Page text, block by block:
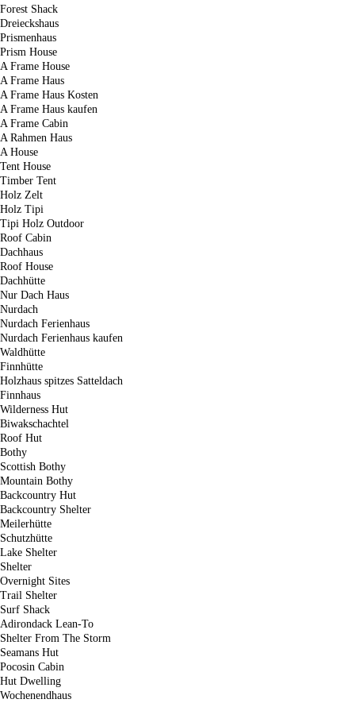
Forest Shack
Dreieckshaus
Prismenhaus
Prism House
A Frame House
A Frame Haus
A Frame Haus Kosten
A Frame Haus kaufen
A Frame Cabin
A Rahmen Haus
A House
Tent House
Timber Tent
Holz Zelt
Holz Tipi
Tipi Holz Outdoor
Roof Cabin
Dachhaus
Roof House
Dachhütte
Nur Dach Haus
Nurdach
Nurdach Ferienhaus
Nurdach Ferienhaus kaufen
Waldhütte
Finnhütte
Holzhaus spitzes Satteldach
Finnhaus
Wilderness Hut
Biwakschachtel
Roof Hut
Bothy
Scottish Bothy
Mountain Bothy
Backcountry Hut
Backcountry Shelter
Meilerhütte
Schutzhütte
Lake Shelter
Shelter
Overnight Sites
Trail Shelter
Surf Shack
Adirondack Lean-To
Shelter From The Storm
Seamans Hut
Pocosin Cabin
Hut Dwelling
Wochenendhaus